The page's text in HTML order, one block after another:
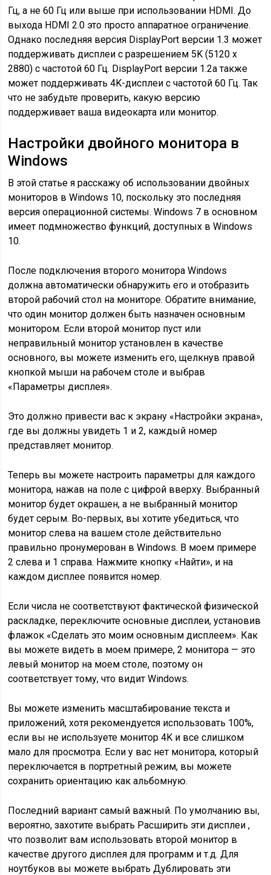
Гц, а не 60 Гц или выше при использовании HDMI. До
выхода HDMI 2.0 это просто аппаратное ограничение.
Однако последняя версия DisplayPort версии 1.3 может
поддерживать дисплеи с разрешением 5K (5120 x
2880) с частотой 60 Гц. DisplayPort версии 1.2a также
может поддерживать 4K-дисплеи с частотой 60 Гц. Так
что не забудьте проверить, какую версию
поддерживает ваша видеокарта или монитор.
Настройки двойного монитора в
Windows
В этой статье я расскажу об использовании двойных
мониторов в Windows 10, поскольку это последняя
версия операционной системы. Windows 7 в основном
имеет подмножество функций, доступных в Windows
10.
После подключения второго монитора Windows
должна автоматически обнаружить его и отобразить
второй рабочий стол на мониторе. Обратите внимание,
что один монитор должен быть назначен основным
монитором. Если второй монитор пуст или
неправильный монитор установлен в качестве
основного, вы можете изменить его, щелкнув правой
кнопкой мыши на рабочем столе и выбрав
«Параметры дисплея».
Это должно привести вас к экрану «Настройки экрана»,
где вы должны увидеть 1 и 2, каждый номер
представляет монитор.
Теперь вы можете настроить параметры для каждого
монитора, нажав на поле с цифрой вверху. Выбранный
монитор будет окрашен, а не выбранный монитор
будет серым. Во-первых, вы хотите убедиться, что
монитор слева на вашем столе действительно
правильно пронумерован в Windows. В моем примере
2 слева и 1 справа. Нажмите кнопку «Найти», и на
каждом дисплее появится номер.
Если числа не соответствуют фактической физической
раскладке, переключите основные дисплеи, установив
флажок «Сделать это моим основным дисплеем». Как
вы можете видеть в моем примере, 2 монитора — это
левый монитор на моем столе, поэтому он
соответствует тому, что видит Windows.
Вы можете изменить масштабирование текста и
приложений, хотя рекомендуется использовать 100%,
если вы не используете монитор 4K и все слишком
мало для просмотра. Если у вас нет монитора, который
переключается в портретный режим, вы можете
сохранить ориентацию как альбомную.
Последний вариант самый важный. По умолчанию вы,
вероятно, захотите выбрать Расширить эти дисплеи ,
что позволит вам использовать второй монитор в
качестве другого дисплея для программ и т.д. Для
ноутбуков вы можете выбрать Дублировать эти